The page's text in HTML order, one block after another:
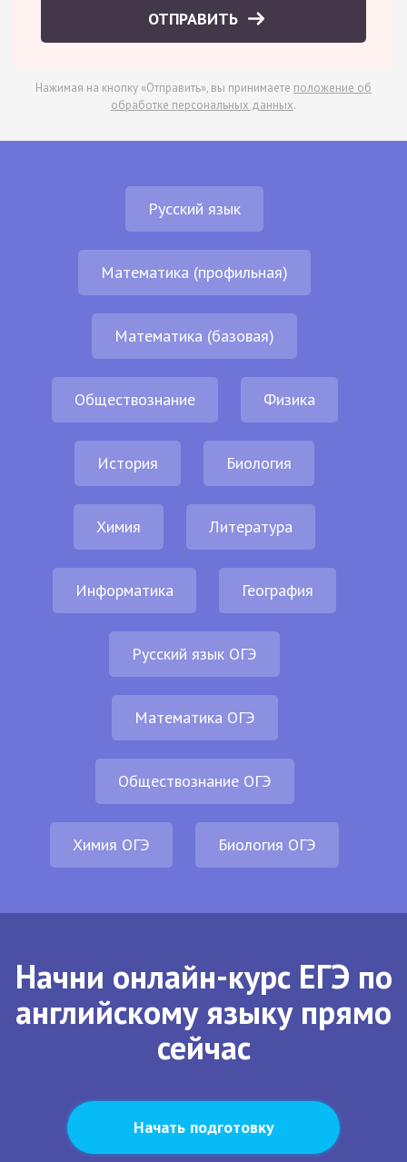
ОТПРАВИТЬ
Нажимая на кнопку «Отправить», вы принимаете положение об
обработке персональных данных.
Русский язык
Математика (профильная)
Математика (базовая)
Обществознание Физика
История Биология
Химия Литература
Информатика География
Русский язык ОГЭ
Математика ОГЭ
Обществознание ОГЭ
Химия ОГЭ Биология ОГЭ
Начни онлайн-курс ЕГЭ по
английскому языку прямо
сейчас
Начать подготовку